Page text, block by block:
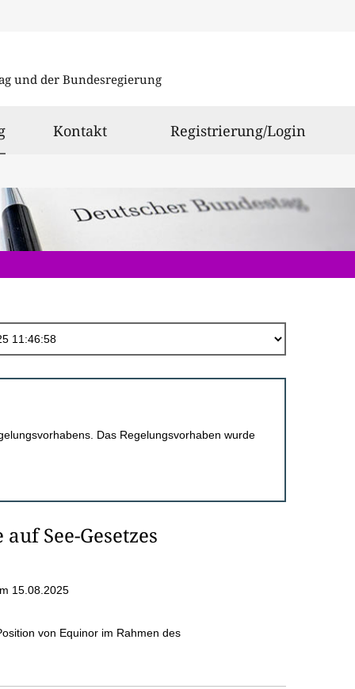
und der Bundesregierung
ausgewählt
Kontakt Registrierung/Login
Das Regelungsvorhaben wurde
See-Gesetzes
15.08.2025
von Equinor im Rahmen des